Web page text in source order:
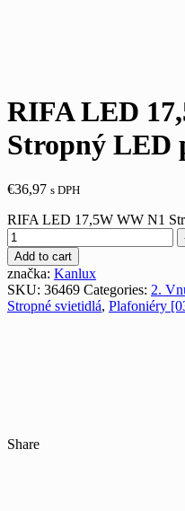
RIFA LED
Stropný LED
€36,97 s DPH
RIFA LED 17,5W WW N1
Add to cart
značka: Kanlux
SKU: 36469 Categories: 2.
Stropné svietidlá, Plafoniéry
Share